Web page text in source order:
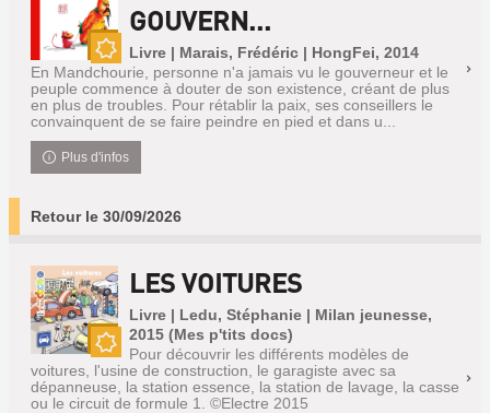
Nouveauté
GOUVERN...
Livre | Marais, Frédéric | HongFei, 2014
En Mandchourie, personne n'a jamais vu le gouverneur et le
peuple commence à douter de son existence, créant de plus
en plus de troubles. Pour rétablir la paix, ses conseillers le
convainquent de se faire peindre en pied et dans u...
Plus d'infos
Retour le 30/09/2026
Nouveauté
LES VOITURES
Livre | Ledu, Stéphanie | Milan jeunesse,
2015 (Mes p'tits docs)
Pour découvrir les différents modèles de
voitures, l'usine de construction, le garagiste avec sa
dépanneuse, la station essence, la station de lavage, la casse
ou le circuit de formule 1. ©Electre 2015